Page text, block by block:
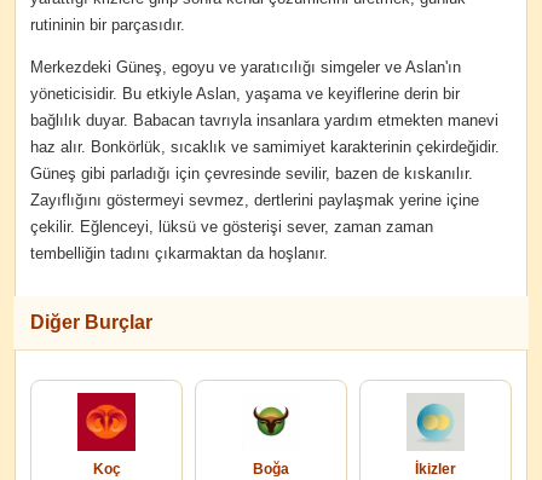
rutininin bir parçasıdır.
Merkezdeki Güneş, egoyu ve yaratıcılığı simgeler ve Aslan'ın
yöneticisidir. Bu etkiyle Aslan, yaşama ve keyiflerine derin bir
bağlılık duyar. Babacan tavrıyla insanlara yardım etmekten manevi
haz alır. Bonkörlük, sıcaklık ve samimiyet karakterinin çekirdeğidir.
Güneş gibi parladığı için çevresinde sevilir, bazen de kıskanılır.
Zayıflığını göstermeyi sevmez, dertlerini paylaşmak yerine içine
çekilir. Eğlenceyi, lüksü ve gösterişi sever, zaman zaman
tembelliğin tadını çıkarmaktan da hoşlanır.
Diğer Burçlar
Koç Boğa İkizler